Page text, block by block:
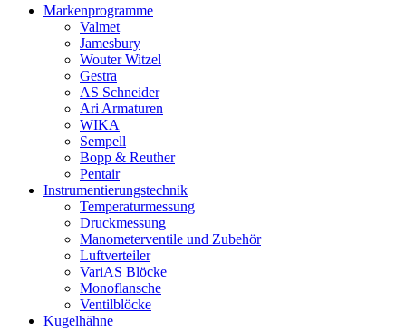
Markenprogramme
Valmet
Jamesbury
Wouter Witzel
Gestra
AS Schneider
Ari Armaturen
WIKA
Sempell
Bopp & Reuther
Pentair
Instrumentierungs­technik
Temperaturmessung
Druckmessung
Manometerventile und Zubehör
Luftverteiler
VariAS Blöcke
Monoflansche
Ventilblöcke
Kugelhähne